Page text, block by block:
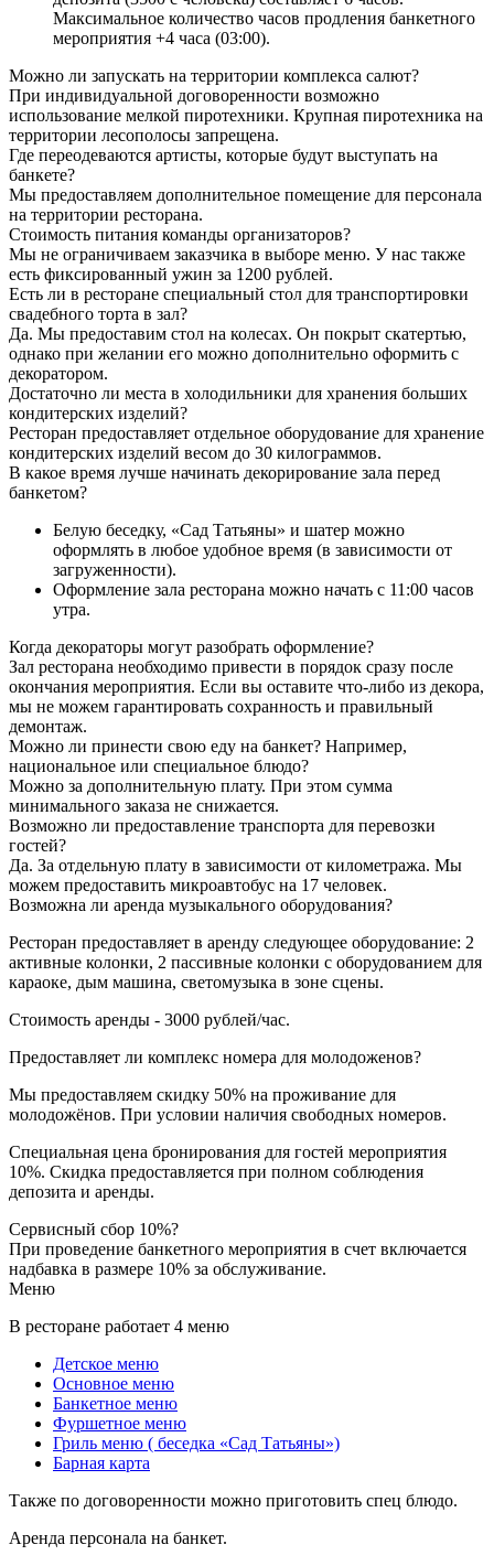
Максимальное количество часов продления банкетного
мероприятия +4 часа (03:00).
Можно ли запускать на территории комплекса салют?
При индивидуальной договоренности возможно
использование мелкой пиротехники. Крупная пиротехника на
территории лесополосы запрещена.
Где переодеваются артисты, которые будут выступать на
банкете?
Мы предоставляем дополнительное помещение для персонала
на территории ресторана.
Стоимость питания команды организаторов?
Мы не ограничиваем заказчика в выборе меню. У нас также
есть фиксированный ужин за 1200 рублей.
Есть ли в ресторане специальный стол для транспортировки
свадебного торта в зал?
Да. Мы предоставим стол на колесах. Он покрыт скатертью,
однако при желании его можно дополнительно оформить с
декоратором.
Достаточно ли места в холодильники для хранения больших
кондитерских изделий?
Ресторан предоставляет отдельное оборудование для хранение
кондитерских изделий весом до 30 килограммов.
В какое время лучше начинать декорирование зала перед
банкетом?
Белую беседку, «Сад Татьяны» и шатер можно
оформлять в любое удобное время (в зависимости от
загруженности).
Оформление зала ресторана можно начать с 11:00 часов
утра.
Когда декораторы могут разобрать оформление?
Зал ресторана необходимо привести в порядок сразу после
окончания мероприятия. Если вы оставите что-либо из декора,
мы не можем гарантировать сохранность и правильный
демонтаж.
Можно ли принести свою еду на банкет? Например,
национальное или специальное блюдо?
Можно за дополнительную плату. При этом сумма
минимального заказа не снижается.
Возможно ли предоставление транспорта для перевозки
гостей?
Да. За отдельную плату в зависимости от километража. Мы
можем предоставить микроавтобус на 17 человек.
Возможна ли аренда музыкального оборудования?
Ресторан предоставляет в аренду следующее оборудование: 2
активные колонки, 2 пассивные колонки с оборудованием для
караоке, дым машина, светомузыка в зоне сцены.
Стоимость аренды - 3000 рублей/час.
Предоставляет ли комплекс номера для молодоженов?
Мы предоставляем скидку 50% на проживание для
молодожёнов. При условии наличия свободных номеров.
Специальная цена бронирования для гостей мероприятия
10%. Скидка предоставляется при полном соблюдения
депозита и аренды.
Сервисный сбор 10%?
При проведение банкетного мероприятия в счет включается
надбавка в размере 10% за обслуживание.
Меню
В ресторане работает 4 меню
Детское меню
Основное меню
Банкетное меню
Фуршетное меню
Гриль меню ( беседка «Сад Татьяны»)
Барная карта
Также по договоренности можно приготовить спец блюдо.
Аренда персонала на банкет.